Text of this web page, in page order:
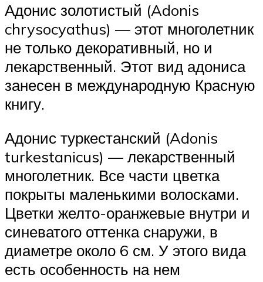
Адонис золотистый (Adonis
chrysocyathus) — этот многолетник
не только декоративный, но и
лекарственный. Этот вид адониса
занесен в международную Красную
книгу.
Адонис туркестанский (Adonis
turkestanicus) — лекарственный
многолетник. Все части цветка
покрыты маленькими волосками.
Цветки желто-оранжевые внутри и
синеватого оттенка снаружи, в
диаметре около 6 см. У этого вида
есть особенность на нем